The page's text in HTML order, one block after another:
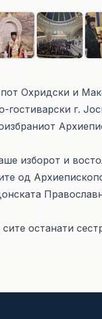
Охридски и
г.
изборот и
од
останати